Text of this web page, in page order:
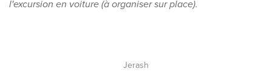
l'excursion en voiture (à organiser sur place).
Jerash